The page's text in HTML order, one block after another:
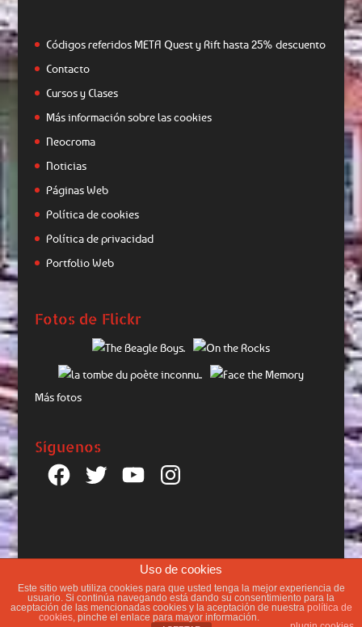
Códigos referidos META Quest y Rift hasta 25% descuento
Contacto
Cursos y Clases
Más información sobre las cookies
Neocroma
Noticias
Páginas Web
Política de cookies
Política de privacidad
Portfolio Web
Fotos de Flickr
Más fotos
Síguenos
FacebookTwitter YouTubeInstagram
Un trabajo de Neocroma
Uso de cookies
Este sitio web utiliza cookies para que usted tenga la mejor experiencia de
usuario. Si continúa navegando está dando su consentimiento para la
aceptación de las mencionadas cookies y la aceptación de nuestra política de
cookies, pinche el enlace para mayor información.